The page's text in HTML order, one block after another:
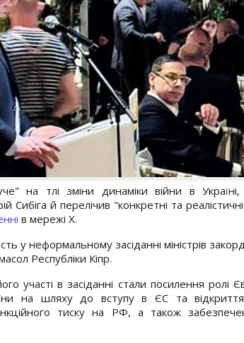
на тлі зміни динаміки війни в Україні,
Сибіга й перелічив "конкретні та
в мережі Х.
у неформальному засіданні міністрів
Республіки Кіпр.
участі в засіданні стали посилення ролі
на шляху до вступу в ЄС та
тиску на РФ, а також